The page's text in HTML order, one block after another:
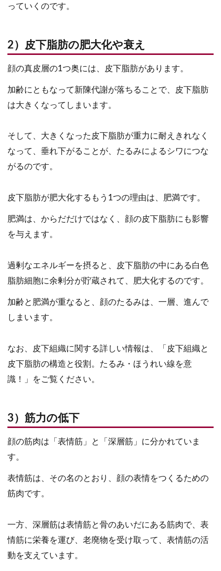
っていくのです。
2）皮下脂肪の肥大化や衰え
顔の真皮層の1つ奥には、皮下脂肪があります。
加齢にともなって新陳代謝が落ちることで、皮下脂肪
は大きくなってしまいます。
そして、大きくなった皮下脂肪が重力に耐えきれなく
なって、垂れ下がることが、たるみによるシワにつな
がるのです。
皮下脂肪が肥大化するもう1つの理由は、肥満です。
肥満は、からだだけではなく、顔の皮下脂肪にも影響
を与えます。
過剰なエネルギーを摂ると、皮下脂肪の中にある白色
脂肪細胞に余剰分が貯蔵されて、肥大化するのです。
加齢と肥満が重なると、顔のたるみは、一層、進んで
しまいます。
なお、皮下組織に関する詳しい情報は、「皮下組織と
皮下脂肪の構造と役割。たるみ・ほうれい線を意
識！」をご覧ください。
3）筋力の低下
顔の筋肉は「表情筋」と「深層筋」に分かれていま
す。
表情筋は、その名のとおり、顔の表情をつくるための
筋肉です。
一方、深層筋は表情筋と骨のあいだにある筋肉で、表
情筋に栄養を運び、老廃物を受け取って、表情筋の活
動を支えています。